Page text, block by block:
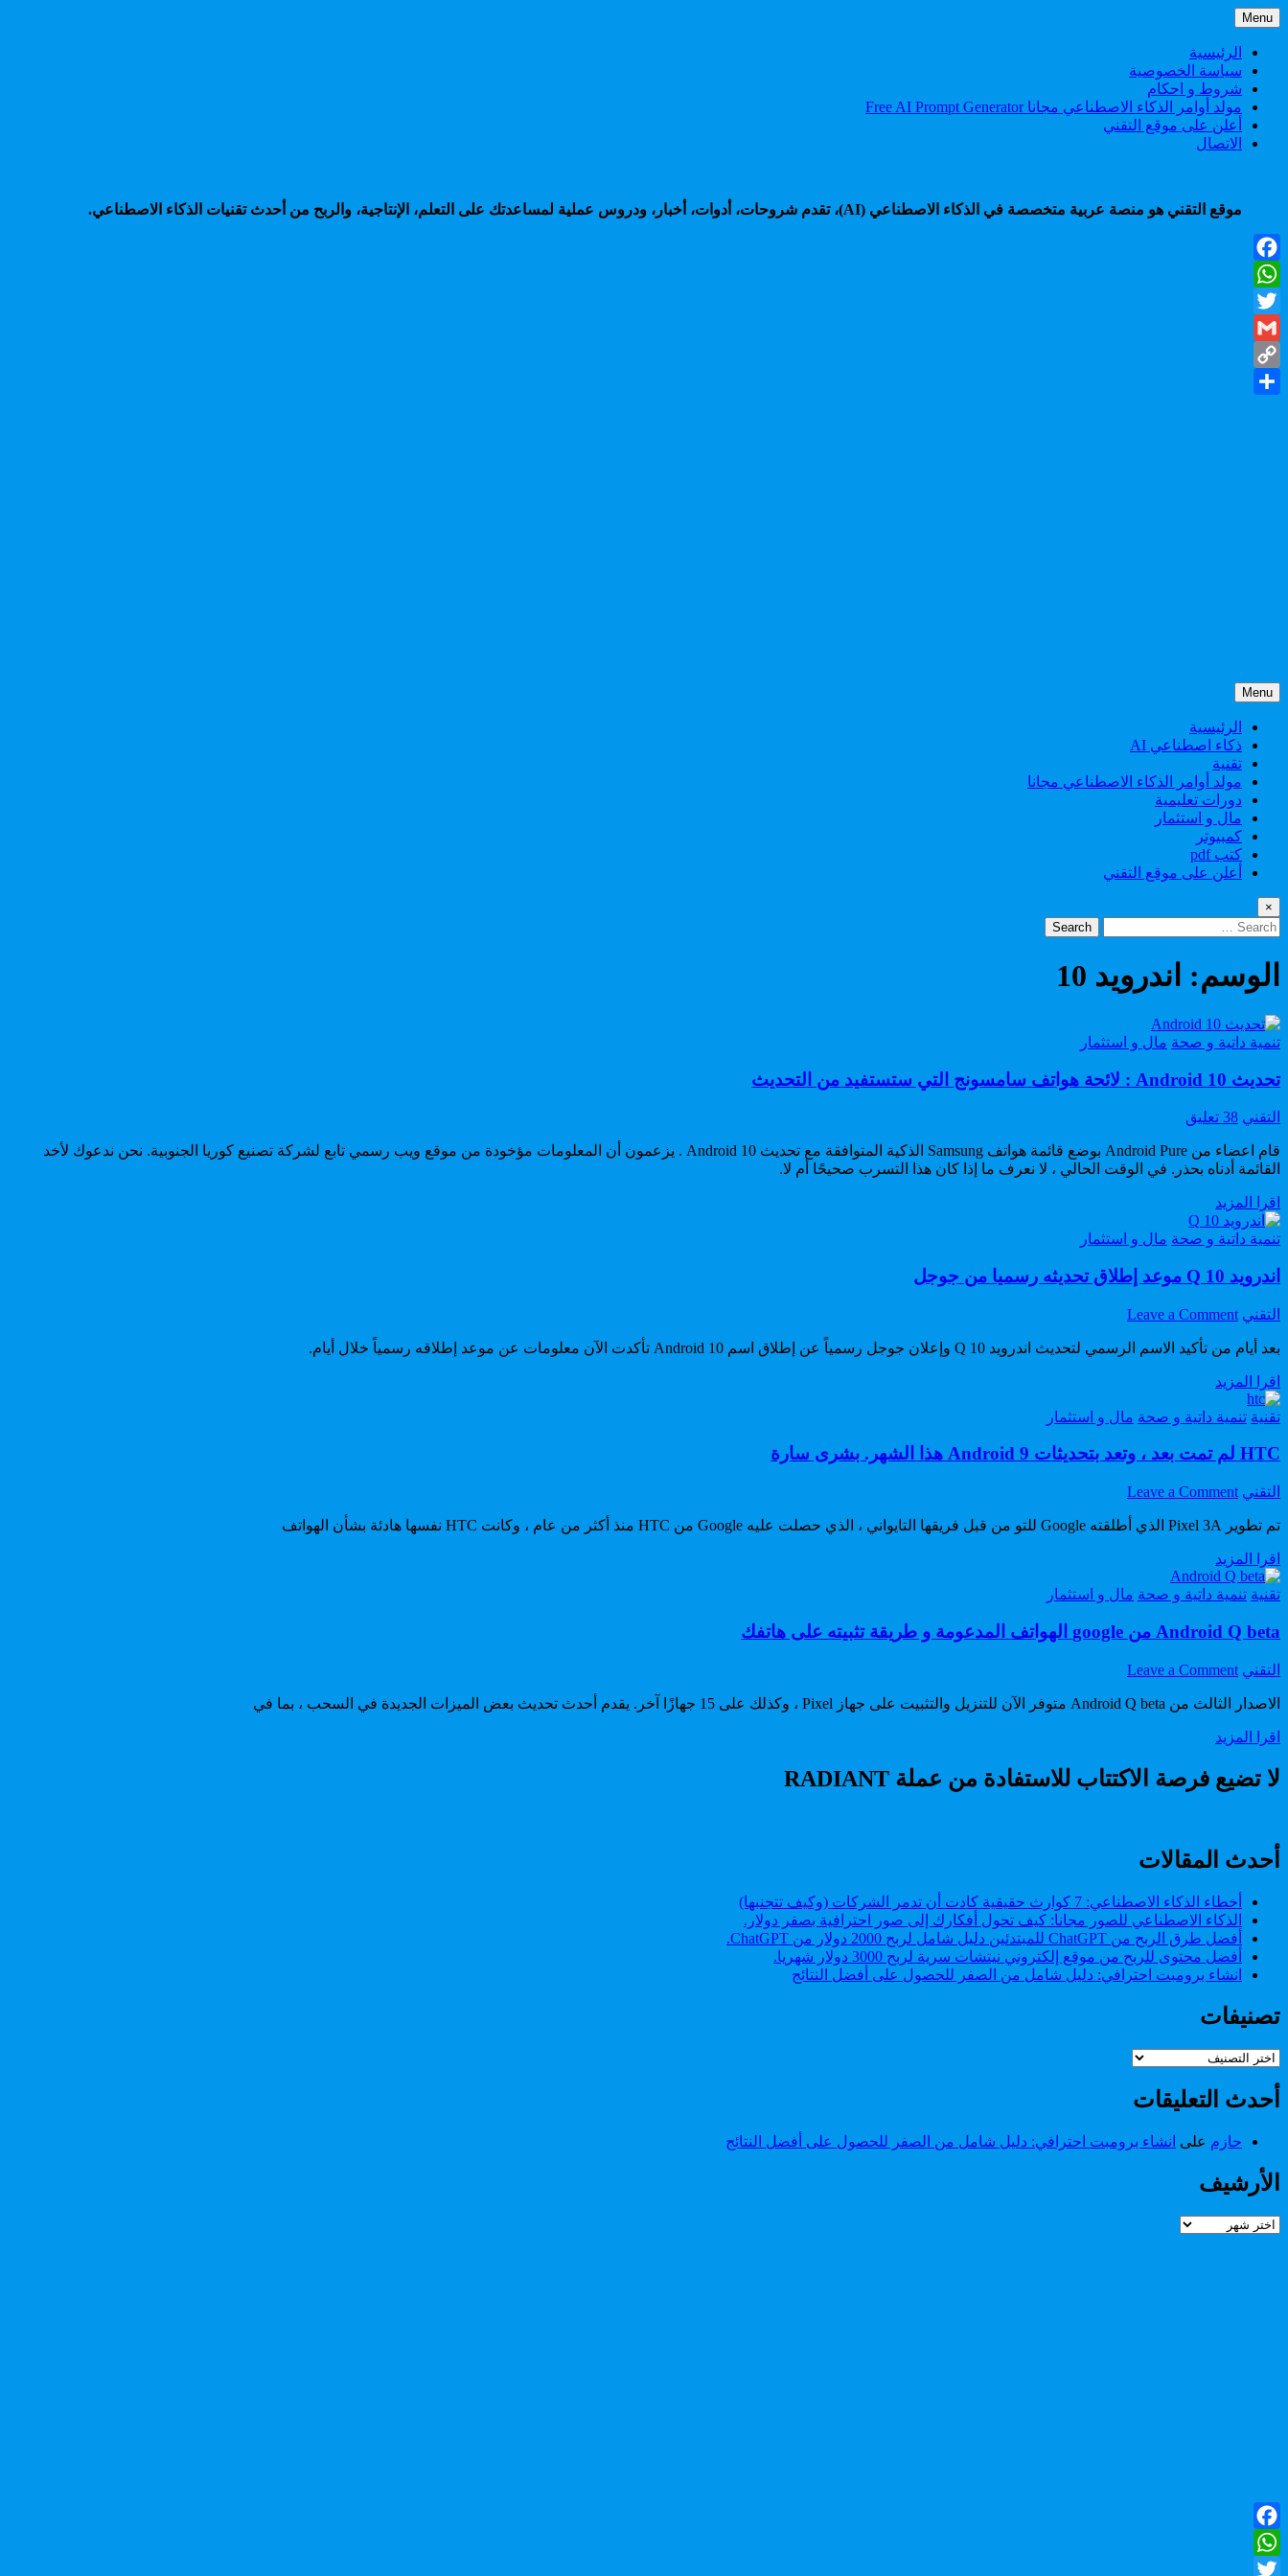
Skip
to
content
Menu
الرئيسية
سياسة الخصوصية
شروط و احكام
مولد أوامر الذكاء الاصطناعي مجانا Free AI Prompt Generator
أعلن على موقع التقني
الاتصال
موقع التقني هو منصة عربية متخصصة في الذكاء الاصطناعي (AI)، تقدم شروحات، أدوات، أخبار، ودروس عملية لمساعدتك على التعلم، الإنتاجية، والربح من أحدث تقنيات الذكاء الاصطناعي.
Facebook
WhatsApp
Twitter
Gmail
Copy
Menu
الرئيسية
ذكاء اصطناعي AI
تقنية
مولد أوامر الذكاء الاصطناعي مجانا
دورات تعليمية
مال و استثمار
كمبيوتر
كتب pdf
أعلن على موقع التقني
×
Search
for:
الوسم: اندرويد 10
Posted
تنمية داتية و صحة مال و استثمار
تحديث Android 10 : لائحة هواتف سامسونج التي ستستفيد من التحديث
Author:
التقني 38 تعليق
Android
10
سامسونج
ستستفيد
التحديث
قام اعضاء من Android Pure بوضع قائمة هواتف Samsung الذكية المتوافقة مع تحديث Android 10 . يزعمون أن المعلومات مؤخودة من موقع ويب رسمي تابع لشركة تصنيع كوريا الجنوبية. نحن ندعوك لأخد
القائمة أدناه بحذر. في الوقت الحالي ، لا نعرف ما إذا كان هذا التسرب صحيحًا أم لا.
اقرا المزيد
Android
10
لائحة
هواتف
سامسونج
التي
ستستفيد
من
Posted
تنمية داتية و صحة مال و استثمار
اندرويد 10 Q موعد إطلاق تحديثه رسميا من جوجل
Author:
التقني Leave a Comment
on
10
تحديثه
من
بعد أيام من تأكيد الاسم الرسمي لتحديث اندرويد 10 Q وإعلان جوجل رسمياً عن إطلاق اسم Android 10 تأكدت الآن معلومات عن موعد إطلاقه رسمياً خلال أيام.
اقرا المزيد
Q
إطلاق
رسميا
جوجل
Posted
تقنية تنمية داتية و صحة مال و استثمار
HTC لم تمت بعد ، وتعد بتحديثات Android 9 هذا الشهر. بشرى سارة
Author:
التقني Leave a Comment
on
لم
وتعد
Android
هذا
بشرى
تم تطوير Pixel 3A الذي أطلقته Google للتو من قبل فريقها التايواني ، الذي حصلت عليه Google من HTC منذ أكثر من عام ، وكانت HTC نفسها هادئة بشأن الهواتف
اقرا المزيد
لم
تمت
،
بتحديثات
9
سارة
Posted
تقنية تنمية داتية و صحة مال و استثمار
Android Q beta من google الهواتف المدعومة و طريقة تثبيته على هاتفك
Author:
التقني Leave a Comment
on
Q
الهواتف
المدعومة
الاصدار الثالث من Android Q beta متوفر الآن للتنزيل والتثبيت على جهاز Pixel ، وكذلك على 15 جهازًا آخر. يقدم أحدث تحديث بعض الميزات الجديدة في السحب ، بما في
اقرا المزيد
beta
من
تثبيته
على
هاتفك
لا تضيع فرصة الاكتتاب للاستفادة من عملة RADIANT
أحدث المقالات
أخطاء الذكاء الاصطناعي: 7 كوارث حقيقية كادت أن تدمر الشركات (وكيف تتجنبها)
الذكاء الاصطناعي للصور مجانا: كيف تحول أفكارك إلى صور احترافية بصفر دولار.
أفضل طرق الربح من ChatGPT للمبتدئين دليل شامل لربح 2000 دولار من ChatGPT.
أفضل محتوى للربح من موقع إلكتروني نيتشات سرية لربح 3000 دولار شهريا.
انشاء برومبت احترافي: دليل شامل من الصفر للحصول على أفضل النتائج
تصنيفات
تصنيفات
أحدث التعليقات
حازم على انشاء برومبت احترافي: دليل شامل من الصفر للحصول على أفضل النتائج
الأرشيف
الأرشيف
Facebook
WhatsApp